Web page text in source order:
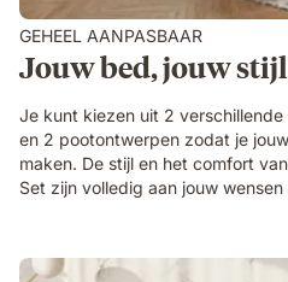
GEHEEL AANPASBAAR
Jouw bed, jouw stijl
Je kunt kiezen uit 2
en 2 pootontwerpen zodat je
maken. De stijl en het comfort
Set zijn volledig aan jouw wensen